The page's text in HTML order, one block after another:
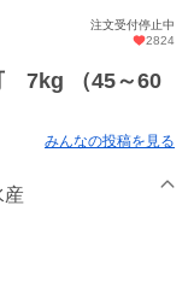
注文受付停止中
2824
7kg （45～60
みんなの投稿を見る
産